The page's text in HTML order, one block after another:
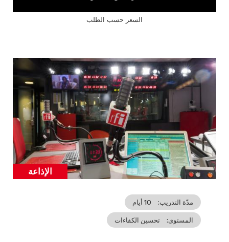
السعر حسب الطلب
Cover
illustration
Catégorie
الإذاعة
مدّة التدريب 10 أيام
المستوى تحسين الكفاءات